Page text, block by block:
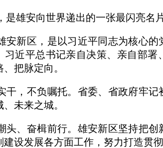
是雄安向世界递出的一张最闪亮名片
安新区，是以习近平同志为核心
习近平总书记亲自决策、亲自部
把脉定向。
干，不负嘱托。省委、省政府牢记
未来之城。
头、奋楫前行。雄安新区坚持把
建设发展各方面工作，努力打造贯